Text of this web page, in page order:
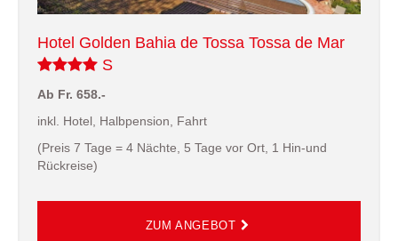
Hotel Golden Bahia de Tossa Tossa de Mar
S
Ab Fr. 658.-
inkl. Hotel, Halbpension, Fahrt
(Preis 7 Tage = 4 Nächte, 5 Tage vor Ort, 1 Hin-und
Rückreise)